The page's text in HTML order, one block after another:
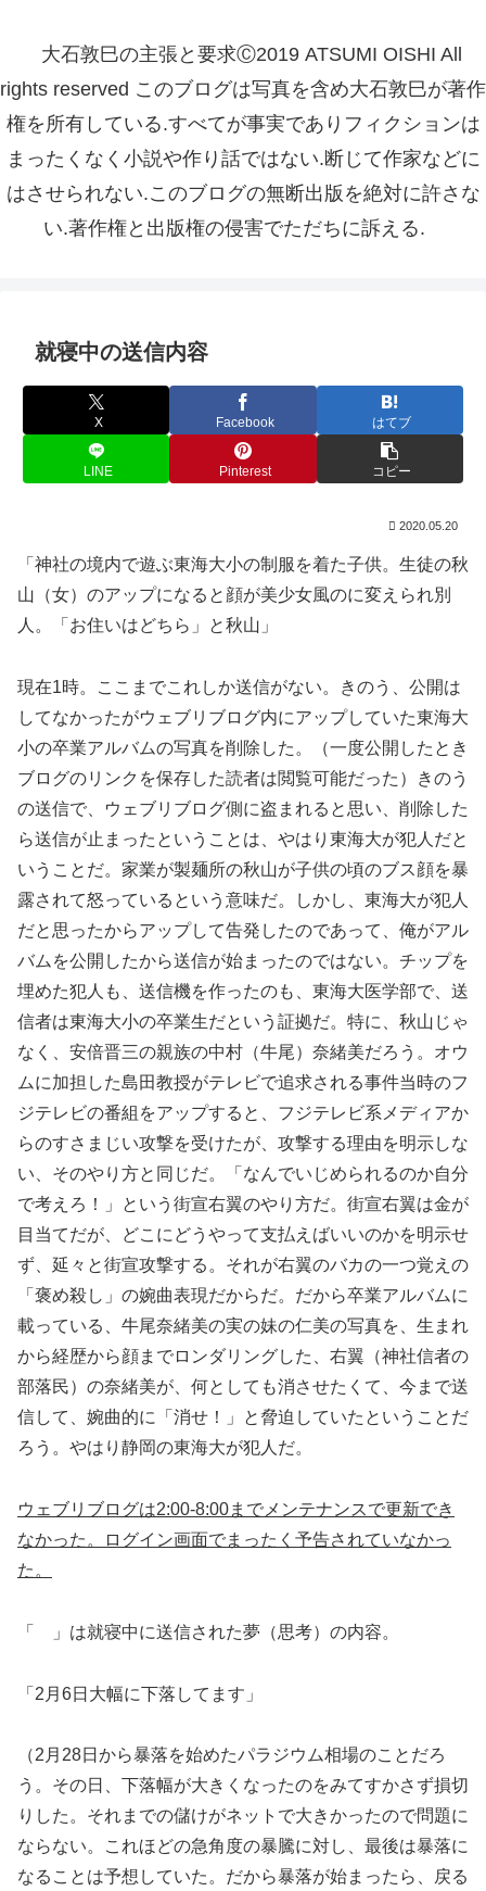
大石敦巳の主張と要求Ⓒ2019 ATSUMI OISHI All
rights reserved このブログは写真を含め大石敦巳が著作
権を所有している.すべてが事実でありフィクションは
まったくなく小説や作り話ではない.断じて作家などに
はさせられない.このブログの無断出版を絶対に許さな
い.著作権と出版権の侵害でただちに訴える.
就寝中の送信内容
X Facebook はてブ
LINE Pinterest コピー
2020.05.20
「神社の境内で遊ぶ東海大小の制服を着た子供。生徒の秋
山（女）のアップになると顔が美少女風のに変えられ別
人。「お住いはどちら」と秋山」
現在1時。ここまでこれしか送信がない。きのう、公開は
してなかったがウェブリブログ内にアップしていた東海大
小の卒業アルバムの写真を削除した。（一度公開したとき
ブログのリンクを保存した読者は閲覧可能だった）きのう
の送信で、ウェブリブログ側に盗まれると思い、削除した
ら送信が止まったということは、やはり東海大が犯人だと
いうことだ。家業が製麺所の秋山が子供の頃のブス顔を暴
露されて怒っているという意味だ。しかし、東海大が犯人
だと思ったからアップして告発したのであって、俺がアル
バムを公開したから送信が始まったのではない。チップを
埋めた犯人も、送信機を作ったのも、東海大医学部で、送
信者は東海大小の卒業生だという証拠だ。特に、秋山じゃ
なく、安倍晋三の親族の中村（牛尾）奈緒美だろう。オウ
ムに加担した島田教授がテレビで追求される事件当時のフ
ジテレビの番組をアップすると、フジテレビ系メディアか
らのすさまじい攻撃を受けたが、攻撃する理由を明示しな
い、そのやり方と同じだ。「なんでいじめられるのか自分
で考えろ！」という街宣右翼のやり方だ。街宣右翼は金が
目当てだが、どこにどうやって支払えばいいのかを明示せ
ず、延々と街宣攻撃する。それが右翼のバカの一つ覚えの
「褒め殺し」の婉曲表現だからだ。だから卒業アルバムに
載っている、牛尾奈緒美の実の妹の仁美の写真を、生まれ
から経歴から顔までロンダリングした、右翼（神社信者の
部落民）の奈緒美が、何としても消させたくて、今まで送
信して、婉曲的に「消せ！」と脅迫していたということだ
ろう。やはり静岡の東海大が犯人だ。
ウェブリブログは2:00-8:00までメンテナンスで更新でき
なかった。ログイン画面でまったく予告されていなかっ
た。
「 」は就寝中に送信された夢（思考）の内容。
「2月6日大幅に下落してます」
（2月28日から暴落を始めたパラジウム相場のことだろ
う。その日、下落幅が大きくなったのをみてすかさず損切
りした。それまでの儲けがネットで大きかったので問題に
ならない。これほどの急角度の暴騰に対し、最後は暴落に
なることは予想していた。だから暴落が始まったら、戻る